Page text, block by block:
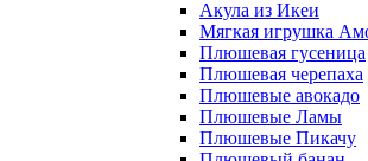
Акула из Икеи
Мягкая игрушка
Плюшевая гусеница
Плюшевая черепаха
Плюшевые авокадо
Плюшевые Ламы
Плюшевые Пикачу